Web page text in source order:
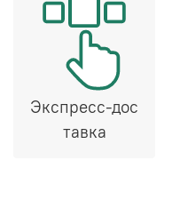
Экспресс-дос
тавка